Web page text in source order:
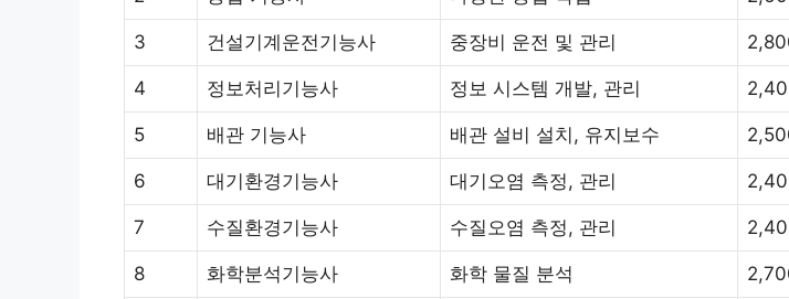
3 건설기계운전기능사 중장비 운전 및 관리
4 정보처리기능사 정보 시스템 개발, 관리
5 배관 기능사 배관 설비 설치, 유지보수
6 대기환경기능사 대기오염 측정, 관리
7 수질환경기능사 수질오염 측정, 관리
8 화학분석기능사 화학 물질 분석